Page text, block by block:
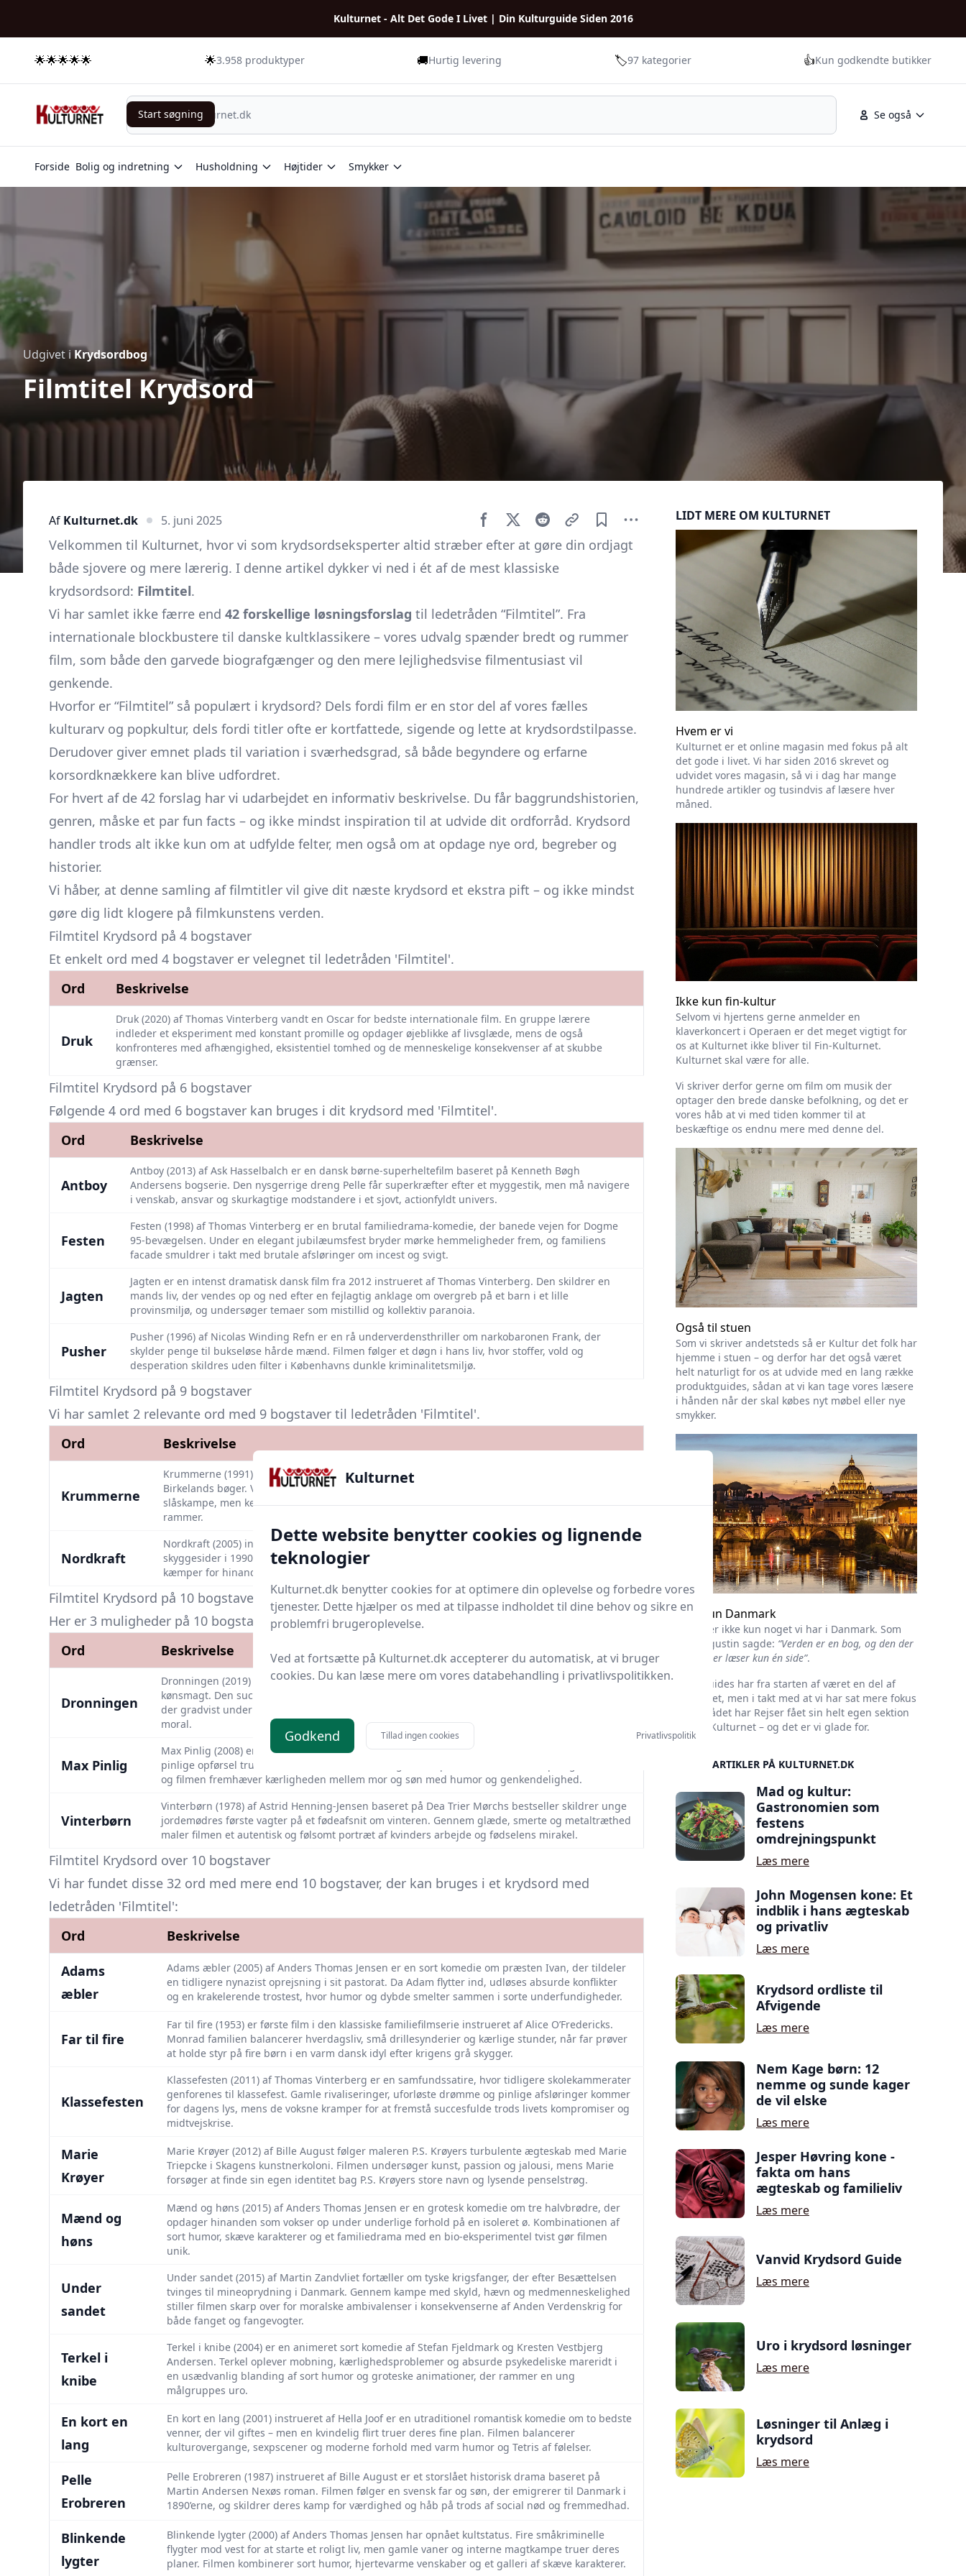
Kulturnet - Alt Det Gode I Livet | Din Kulturguide Siden 2016
🌟🌟🌟🌟🌟 🌟3.958 produktyper 🚚Hurtig levering 🏷️97 kategorier 👍Kun godkendte butikker
Se også
Start søgning
Start søgning
Forside Bolig og indretning Husholdning Højtider Smykker
Udgivet iKrydsordbog
Filmtitel Krydsord
Af Kulturnet.dk 5. juni 2025
Velkommen til Kulturnet, hvor vi som krydsordseksperter altid stræber efter at gøre din ordjagt
både sjovere og mere lærerig. I denne artikel dykker vi ned i ét af de mest klassiske
krydsordsord: Filmtitel.
Vi har samlet ikke færre end 42 forskellige løsningsforslag til ledetråden “Filmtitel”. Fra
internationale blockbustere til danske kultklassikere – vores udvalg spænder bredt og rummer
film, som både den garvede biografgænger og den mere lejlighedsvise filmentusiast vil
genkende.
Hvorfor er “Filmtitel” så populært i krydsord? Dels fordi film er en stor del af vores fælles
kulturarv og popkultur, dels fordi titler ofte er kortfattede, sigende og lette at krydsordstilpasse.
Derudover giver emnet plads til variation i sværhedsgrad, så både begyndere og erfarne
korsordknækkere kan blive udfordret.
For hvert af de 42 forslag har vi udarbejdet en informativ beskrivelse. Du får baggrundshistorien,
genren, måske et par fun facts – og ikke mindst inspiration til at udvide dit ordforråd. Krydsord
handler trods alt ikke kun om at udfylde felter, men også om at opdage nye ord, begreber og
historier.
Vi håber, at denne samling af filmtitler vil give dit næste krydsord et ekstra pift – og ikke mindst
gøre dig lidt klogere på filmkunstens verden.
Filmtitel Krydsord på 4 bogstaver
Et enkelt ord med 4 bogstaver er velegnet til ledetråden 'Filmtitel'.
Ord
Beskrivelse
Druk
Druk (2020) af Thomas Vinterberg vandt en Oscar for bedste internationale film. En gruppe lærere
indleder et eksperiment med konstant promille og opdager øjeblikke af livsglæde, mens de også
konfronteres med afhængighed, eksistentiel tomhed og de menneskelige konsekvenser af at skubbe
grænser.
Filmtitel Krydsord på 6 bogstaver
Følgende 4 ord med 6 bogstaver kan bruges i dit krydsord med 'Filmtitel'.
Ord
Beskrivelse
Antboy
Antboy (2013) af Ask Hasselbalch er en dansk børne-superheltefilm baseret på Kenneth Bøgh
Andersens bogserie. Den nysgerrige dreng Pelle får superkræfter efter et myggestik, men må navigere
i venskab, ansvar og skurkagtige modstandere i et sjovt, actionfyldt univers.
Festen
Festen (1998) af Thomas Vinterberg er en brutal familiedrama-komedie, der banede vejen for Dogme
95-bevægelsen. Under en elegant jubilæumsfest bryder mørke hemmeligheder frem, og familiens
facade smuldrer i takt med brutale afsløringer om incest og svigt.
Jagten
Jagten er en intenst dramatisk dansk film fra 2012 instrueret af Thomas Vinterberg. Den skildrer en
mands liv, der vendes op og ned efter en fejlagtig anklage om overgreb på et barn i et lille
provinsmiljø, og undersøger temaer som mistillid og kollektiv paranoia.
Pusher
Pusher (1996) af Nicolas Winding Refn er en rå underverdensthriller om narkobaronen Frank, der
skylder penge til bukseløse hårde mænd. Filmen følger et døgn i hans liv, hvor stoffer, vold og
desperation skildres uden filter i Københavns dunkle kriminalitetsmiljø.
Filmtitel Krydsord på 9 bogstaver
Vi har samlet 2 relevante ord med 9 bogstaver til ledetråden 'Filmtitel'.
Ord
Beskrivelse
Krummerne
Krummerne (1991) instrueret af Annelise Reenberg er børnefamiliefilm baseret på Thøger
Birkelands bøger. Vi følger familien Krumme i hverdagens kaos med børn, skolesjov og farlige
slåskampe, men kernebudskabet er altid kærlighed, sammenhold og humor i hjemmets trygge
rammer.
Nordkraft
Nordkraft (2005) instrueret af Ole Christian Madsen er et hårdtslående ungdomsdrama om livets
skyggesider i 1990’ernes Aalborg. Tre unge fanget i stofmisbrug, kærlighed og social nedtur
kæmper for hinanden og sig selv i en nær uundgåelig spiral af marginalisering.
Filmtitel Krydsord på 10 bogstaver
Her er 3 muligheder på 10 bogstaver, der passer til 'Filmtitel' i dit krydsord.
Ord
Beskrivelse
Dronningen
Dronningen (2019) af May el-Toukhy er et intenst psykologisk drama om kærlighed, ambition og
kønsmagt. Den succesfulde politiker Lisa balancerer karriere, familie og et hemmeligt forhold,
der gradvist underminere hendes livsstruktur og tvinger hende til at genoverveje identitet og
moral.
Max Pinlig
Max Pinlig (2008) er en familiekomedie af Lotte Svendsen om den teenagedreng Max, hvis mors
pinlige opførsel truer hans sociale liv. Da hun følger ham på diskotek, eskalerer pinlighederne,
og filmen fremhæver kærligheden mellem mor og søn med humor og genkendelighed.
Vinterbørn
Vinterbørn (1978) af Astrid Henning-Jensen baseret på Dea Trier Mørchs bestseller skildrer unge
jordemødres første vagter på et fødeafsnit om vinteren. Gennem glæde, smerte og metaltræthed
maler filmen et autentisk og følsomt portræt af kvinders arbejde og fødselens mirakel.
Filmtitel Krydsord over 10 bogstaver
Vi har fundet disse 32 ord med mere end 10 bogstaver, der kan bruges i et krydsord med
ledetråden 'Filmtitel':
Ord
Beskrivelse
Adams
æbler
Adams æbler (2005) af Anders Thomas Jensen er en sort komedie om præsten Ivan, der tildeler
en tidligere nynazist oprejsning i sit pastorat. Da Adam flytter ind, udløses absurde konflikter
og en krakelerende trostest, hvor humor og dybde smelter sammen i sorte underfundigheder.
Far til fire
Far til fire (1953) er første film i den klassiske familiefilmserie instrueret af Alice O’Fredericks.
Monrad familien balancerer hverdagsliv, små drillesynderier og kærlige stunder, når far prøver
at holde styr på fire børn i en varm dansk idyl efter krigens grå skygger.
Klassefesten
Klassefesten (2011) af Thomas Vinterberg er en samfundssatire, hvor tidligere skolekammerater
genforenes til klassefest. Gamle rivaliseringer, uforløste drømme og pinlige afsløringer kommer
for dagens lys, mens de voksne kramper for at fremstå succesfulde trods livets kompromiser og
midtvejskrise.
Marie
Krøyer
Marie Krøyer (2012) af Bille August følger maleren P.S. Krøyers turbulente ægteskab med Marie
Triepcke i Skagens kunstnerkoloni. Filmen undersøger kunst, passion og jalousi, mens Marie
forsøger at finde sin egen identitet bag P.S. Krøyers store navn og lysende penselstrøg.
Mænd og
høns
Mænd og høns (2015) af Anders Thomas Jensen er en grotesk komedie om tre halvbrødre, der
opdager hinanden som vokser op under underlige forhold på en isoleret ø. Kombinationen af
sort humor, skæve karakterer og et familiedrama med en bio‐eksperimentel tvist gør filmen
unik.
Under
sandet
Under sandet (2015) af Martin Zandvliet fortæller om tyske krigsfanger, der efter Besættelsen
tvinges til mineoprydning i Danmark. Gennem kampe med skyld, hævn og medmenneskelighed
stiller filmen skarp over for moralske ambivalenser i konsekvenserne af Anden Verdenskrig for
både fanget og fangevogter.
Terkel i
knibe
Terkel i knibe (2004) er en animeret sort komedie af Stefan Fjeldmark og Kresten Vestbjerg
Andersen. Terkel oplever mobning, kærlighedsproblemer og absurde psykedeliske mareridt i
en usædvanlig blanding af sort humor og groteske animationer, der rammer en ung
målgruppes uro.
En kort en
lang
En kort en lang (2001) instrueret af Hella Joof er en utraditionel romantisk komedie om to bedste
venner, der vil giftes – men en kvindelig flirt truer deres fine plan. Filmen balancerer
kulturovergange, sexpscener og moderne forhold med varm humor og Tetris af følelser.
Pelle
Erobreren
Pelle Erobreren (1987) instrueret af Bille August er et storslået historisk drama baseret på
Martin Andersen Nexøs roman. Filmen følger en svensk far og søn, der emigrerer til Danmark i
1890’erne, og skildrer deres kamp for værdighed og håb på trods af social nød og fremmedhad.
Blinkende
lygter
Blinkende lygter (2000) af Anders Thomas Jensen har opnået kultstatus. Fire småkriminelle
flygter mod vest for at starte et roligt liv, men gamle vaner og interne magtkampe truer deres
planer. Filmen kombinerer sort humor, hjertevarme venskaber og et galleri af skæve karakterer.
Sidebar
LIDT MERE OM KULTURNET
Hvem er vi
Kulturnet er et online magasin med fokus på alt
det gode i livet. Vi har siden 2016 skrevet og
udvidet vores magasin, så vi i dag har mange
hundrede artikler og tusindvis af læsere hver
måned.
Ikke kun fin-kultur
Selvom vi hjertens gerne anmelder en
klaverkoncert i Operaen er det meget vigtigt for
os at Kulturnet ikke bliver til Fin-Kulturnet.
Kulturnet skal være for alle.
Vi skriver derfor gerne om film om musik der
optager den brede danske befolkning, og det er
vores håb at vi med tiden kommer til at
beskæftige os endnu mere med denne del.
Også til stuen
Som vi skriver andetsteds så er Kultur det folk har
hjemme i stuen – og derfor har det også været
helt naturligt for os at udvide med en lang række
produktguides, sådan at vi kan tage vores læsere
i hånden når der skal købes nyt møbel eller nye
smykker.
Ikke kun Danmark
Kultur er ikke kun noget vi har i Danmark. Som
Skt. Augustin sagde: “Verden er en bog, og den der
ikke rejser læser kun én side”.
Rejseguides har fra starten af været en del af
Kulturnet, men i takt med at vi har sat mere fokus
på området har Rejser fået sin helt egen sektion
her på Kulturnet – og det er vi glade for.
SIDSTE ARTIKLER PÅ KULTURNET.DK
Mad og kultur:
Gastronomien som
festens
omdrejningspunkt
Læs mere
John Mogensen kone: Et
indblik i hans ægteskab
og privatliv
Læs mere
Krydsord ordliste til
Afvigende
Læs mere
Nem Kage børn: 12
nemme og sunde kager
de vil elske
Læs mere
Jesper Høvring kone -
fakta om hans
ægteskab og familieliv
Læs mere
Vanvid Krydsord Guide
Læs mere
Uro i krydsord løsninger
Læs mere
Løsninger til Anlæg i
krydsord
Læs mere
Kulturnet
Dette website benytter cookies og lignende
teknologier
Kulturnet.dk benytter cookies for at optimere din oplevelse og forbedre vores
tjenester. Dette hjælper os med at tilpasse indholdet til dine behov og sikre en
problemfri brugeroplevelse.
Ved at fortsætte på Kulturnet.dk accepterer du automatisk, at vi bruger
cookies. Du kan læse mere om vores databehandling i privatlivspolitikken.
Godkend Tillad ingen cookies Privatlivspolitik